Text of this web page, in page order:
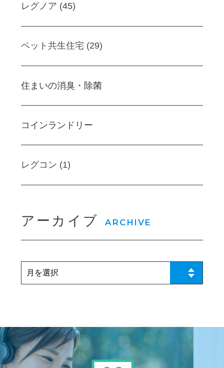
レグノア (45)
ペット共生住宅 (29)
住まいの消臭・除菌
コインランドリー
レグコン (1)
アーカイブ ARCHIVE